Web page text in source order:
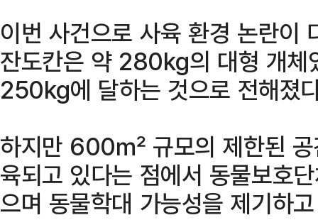
이번 사건으로 사육 환경 논란이
잔도칸은 약 280kg의 대형 개체
250kg에 달하는 것으로 전해졌
하지만 600㎡ 규모의 제한된
육되고 있다는 점에서 동물보호
으며 동물학대 가능성을 제기하